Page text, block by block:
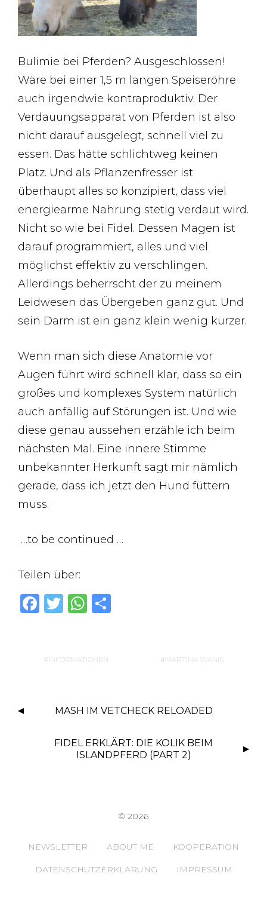
Bulimie bei Pferden? Ausgeschlossen!
Wäre bei einer 1,5 m langen Speiseröhre
auch irgendwie kontraproduktiv. Der
Verdauungsapparat von Pferden ist also
nicht darauf ausgelegt, schnell viel zu
essen. Das hätte schlichtweg keinen
Platz. Und als Pflanzenfresser ist
überhaupt alles so konzipiert, dass viel
energiearme Nahrung stetig verdaut wird.
Nicht so wie bei Fidel. Dessen Magen ist
darauf programmiert, alles und viel
möglichst effektiv zu verschlingen.
Allerdings beherrscht der zu meinem
Leidwesen das Übergeben ganz gut. Und
sein Darm ist ein ganz klein wenig kürzer.
Wenn man sich diese Anatomie vor
Augen führt wird schnell klar, dass so ein
großes und komplexes System natürlich
auch anfällig auf Störungen ist. Und wie
diese genau aussehen erzähle ich beim
nächsten Mal. Eine innere Stimme
unbekannter Herkunft sagt mir nämlich
gerade, dass ich jetzt den Hund füttern
muss.
…to be continued …
Teilen über:
F
e
T
te
W
s
p
INFORMATIONEN MARTINA WANIS
MASH IM VETCHECK RELOADED
FIDEL ERKLÄRT: DIE KOLIK BEIM
ISLANDPFERD (PART 2)
© 2026
NEWSLETTER ABOUT ME KOOPERATION
DATENSCHUTZERKLÄRUNG IMPRESSUM